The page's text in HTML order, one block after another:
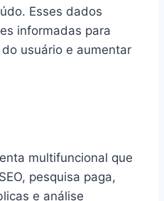
Esses dados
informadas para
usuário e aumentar
multifuncional que
pesquisa paga,
e análise